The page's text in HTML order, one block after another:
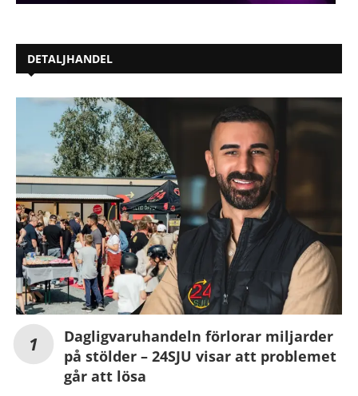
DETALJHANDEL
Dagligvaruhandeln förlorar miljarder
på stölder – 24SJU visar att problemet
går att lösa